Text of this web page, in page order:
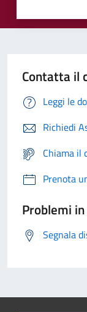
Contatta il
Leggi le
Richiedi
Chiama il
Prenota
Problemi
Segnala